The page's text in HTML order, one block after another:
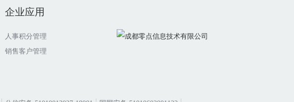
企业应用
人事积分管理
销售客户管理